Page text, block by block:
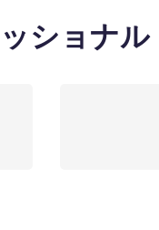
ショナル